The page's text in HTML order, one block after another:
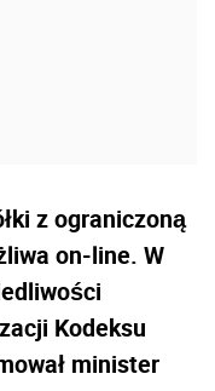
z ograniczoną
on-line. W
Kodeksu
minister